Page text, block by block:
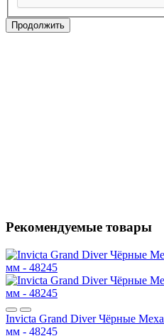
Продолжить
Рекомендуемые товары
Invicta Grand Diver Чёрные
мм - 48245